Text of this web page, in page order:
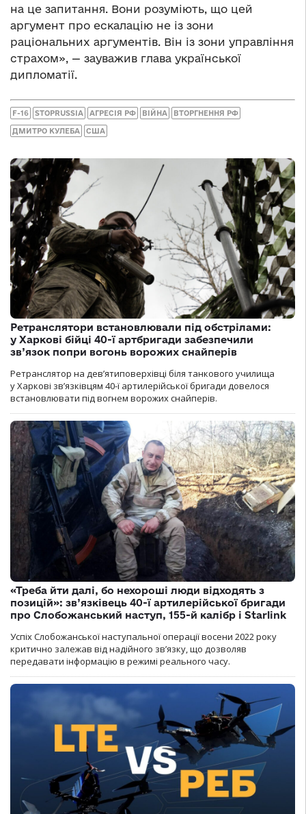
на це запитання. Вони розуміють, що цей
аргумент про ескалацію не із зони
раціональних аргументів. Він із зони управління
страхом», — зауважив глава української
дипломатії.
F-16 STOPRUSSIA АГРЕСІЯ РФ ВІЙНА ВТОРГНЕННЯ РФ
ДМИТРО КУЛЕБА США
Ретранслятори встановлювали під обстрілами:
у Харкові бійці 40-ї артбригади забезпечили
зв’язок попри вогонь ворожих снайперів
Ретранслятор на дев’ятиповерхівці біля танкового училища
у Харкові зв’язківцям 40-ї артилерійської бригади довелося
встановлювати під вогнем ворожих снайперів.
«Треба йти далі, бо нехороші люди відходять з
позицій»: зв’язківець 40-ї артилерійської бригади
про Слобожанський наступ, 155-й калібр і Starlink
Успіх Слобожанської наступальної операції восени 2022 року
критично залежав від надійного зв’язку, що дозволяв
передавати інформацію в режимі реального часу.